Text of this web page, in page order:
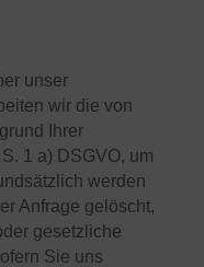
unser
wir die von
Ihrer
1 a) DSGVO, um
werden
Anfrage gelöscht,
gesetzliche
Sie uns